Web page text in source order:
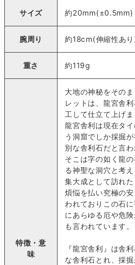
サイズ 約20mm(±0.5mm)
腕周り 約18cm(伸縮性あり
重さ 約119g
特徴・意
味
大地の神秘をその
レットは、龍宮舎
工して仕立て上げま
龍宮舎利は現在タ
う洞窟でしか採掘
別な舎利石だと言わ
そこは字の如く龍
る神聖な洞穴と考
集大成として訪れた
煩悩を払い究極の
われておりこの石
にあらゆる厄や危
も言われています。
『龍宮舎利』は舎
な舎利石とれ、採